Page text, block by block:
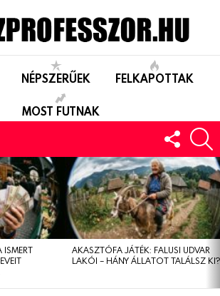
NÉPSZERŰEK FELKAPOTTAK
MOST FUTNAK
US
ISMERT
AKASZTÓFA JÁTÉK: FALUSI UDVAR
LAKÓI – HÁNY ÁLLATOT TALÁLSZ KI?